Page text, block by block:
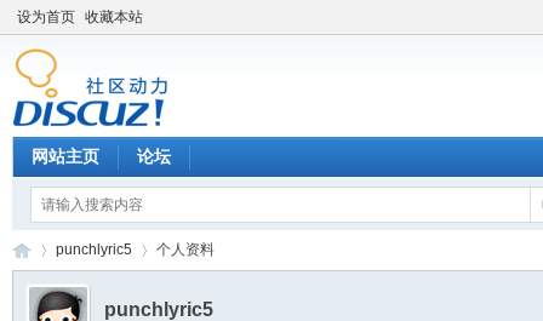
设为首页 收藏本站
网站主页 论坛
punchlyric5 个人资料
punchlyric5